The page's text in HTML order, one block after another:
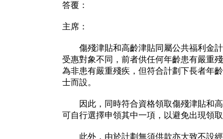
答覆：
主席：
傷殘津貼和高齡津貼同屬公共福利金計
受惠對象不同，前者供任何年齡患有嚴重
為非患有嚴重殘疾，但符合計劃下長者年
士而設。
因此，同時符合資格領取傷殘津貼和高
可自行選擇申領其中一項，以避免出現領
此外，由於計劃無須供款亦大致不設經